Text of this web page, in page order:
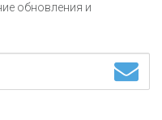
для предпринимателей
обновления и